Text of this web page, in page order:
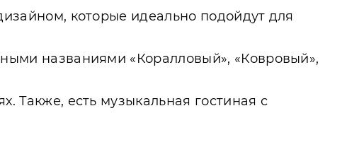
которые идеально подойдут для
названиями «Коралловый», «Ковровый»,
Также, есть музыкальная гостиная с